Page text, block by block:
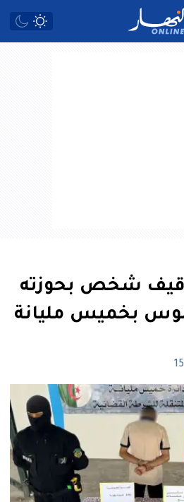
شخص بحوزته